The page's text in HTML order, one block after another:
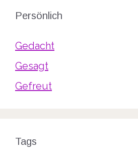
Persönlich
Gedacht
Gesagt
Gefreut
Tags